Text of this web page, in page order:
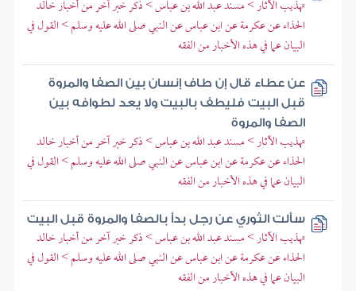
تهذيب الآثار > مسند عبد الله بن عباس > ذكر خبر آخر من أخبار خالد
الحذاء عن عكرمة عن ابن عباس عن النبي صلى الله عليه وسلم > القول في
البيان عما في هذه الأخبار من الفقه
عن عطاء قال إن طاف إنسان بين الصفا والمروة
قبل البيت فليطف بالبيت ولا يعد لطوافه بين
الصفا والمروة
تهذيب الآثار > مسند عبد الله بن عباس > ذكر خبر آخر من أخبار خالد
الحذاء عن عكرمة عن ابن عباس عن النبي صلى الله عليه وسلم > القول في
البيان عما في هذه الأخبار من الفقه
سألت الثوري عن رجل بدأ بالصفا والمروة قبل البيت
تهذيب الآثار > مسند عبد الله بن عباس > ذكر خبر آخر من أخبار خالد
الحذاء عن عكرمة عن ابن عباس عن النبي صلى الله عليه وسلم > القول في
البيان عما في هذه الأخبار من الفقه